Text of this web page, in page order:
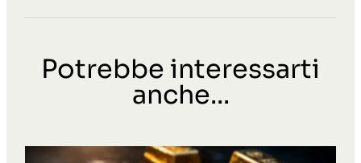
Potrebbe interessarti
anche...